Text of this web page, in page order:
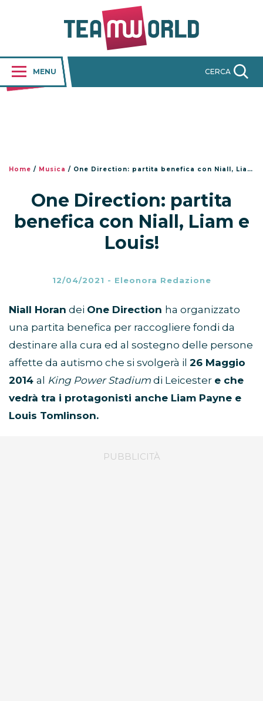
MENU CERCA
Home / Musica / One Direction: partita benefica con Niall, Liam e Louis!
One Direction: partita
benefica con Niall, Liam e
Louis!
12/04/2021 - Eleonora Redazione
Niall Horan dei One Direction ha organizzato
una partita benefica per raccogliere fondi da
destinare alla cura ed al sostegno delle persone
affette da autismo che si svolgerà il 26 Maggio
2014 al King Power Stadium di Leicester e che
vedrà tra i protagonisti anche Liam Payne e
Louis Tomlinson.